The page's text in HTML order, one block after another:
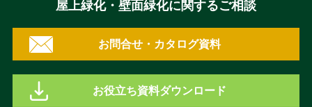
屋上緑化・壁面緑化に関するご相談
お問合せ・カタログ資料
お役立ち資料ダウンロード